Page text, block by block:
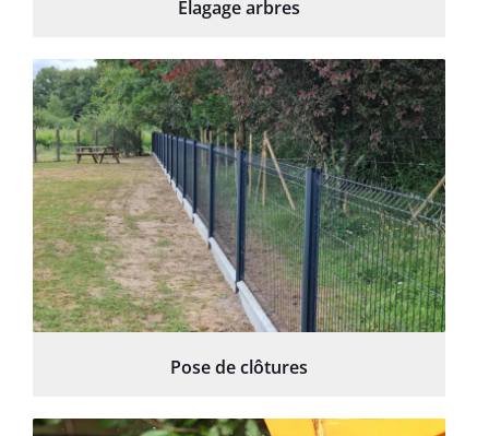
Élagage arbres
Pose de clôtures